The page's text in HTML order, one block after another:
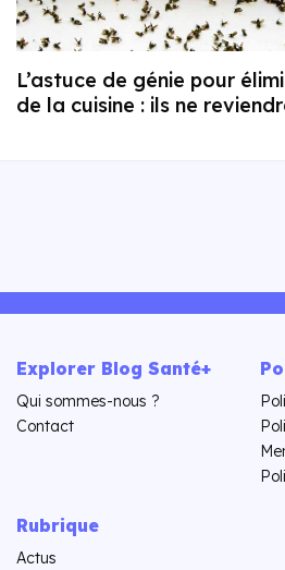
L’astuce de génie pour
de la cuisine : ils ne
Explorer Blog Santé+
Qui sommes-nous ?
Contact
Rubrique
Actus